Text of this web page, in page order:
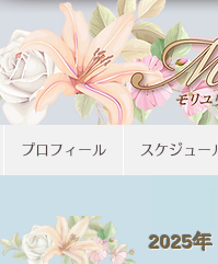
プロフィール スケジュー
2025年